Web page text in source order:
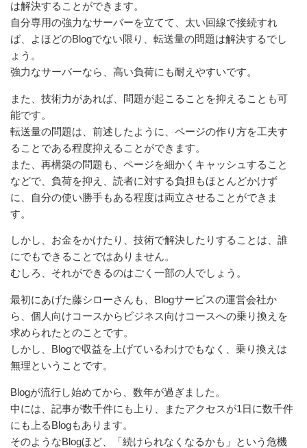
は解決することができます。
自分専用の強力なサーバーを立てて、太い回線で接続すれ
ば、よほどのBlogでない限り、転送量の問題は解決するでし
ょう。
強力なサーバーなら、高い負荷にも耐えやすいです。
また、技術力があれば、問題が起こることを抑えることも可
能です。
転送量の問題は、前述したように、ページの作り方を工夫す
ることである程度抑えることができます。
また、再構築の問題も、ページを細かくキャッシュすること
などで、負荷を抑え、読者に対する負担もほとんどかけず
に、自分の使い勝手もある程度は両立させることができま
す。
しかし、お金をかけたり、技術で解決したりすることは、誰
にでもできることではありません。
むしろ、それができるのはごく一部の人でしょう。
最初にあげた藤シローさんも、Blogサービスの運営会社か
ら、個人向けコースからビジネス向けコースへの乗り換えを
求められたとのことです。
しかし、Blogで収益を上げているわけでもなく、乗り換えは
無理ということです。
Blogが流行し始めてから、数年が過ぎました。
中には、記事が数千件にも上り、またアクセスが1日に数千件
にも上るBlogもあります。
そのようなBlogほど、「続けられなくなるかも」という危機